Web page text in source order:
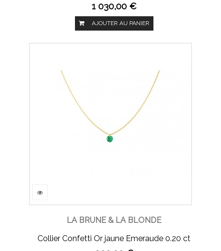
1 030,00 €
AJOUTER AU PANIER
LA BRUNE & LA BLONDE
Collier Confetti Or jaune Emeraude 0.20 ct